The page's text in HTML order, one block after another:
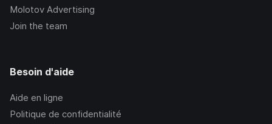
Molotov Advertising
Join the team
Besoin d'aide
Aide en ligne
Politique de confidentialité